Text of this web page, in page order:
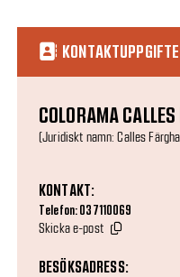
COLORAMA
(Juridiskt namn: Calles
KONTAKT:
Telefon: 037110069
Skicka e-post
BESÖKSADRESS: